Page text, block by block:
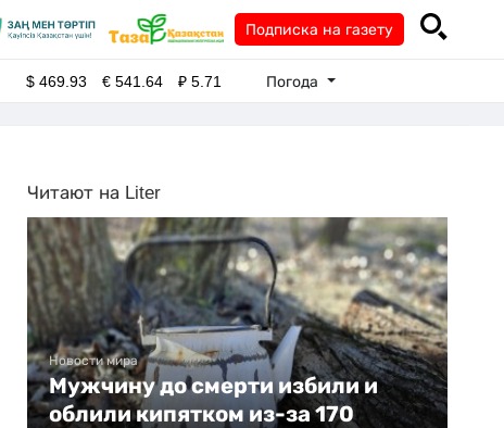
Подписка на газету
$469.93 €541.64 ₽5.71 Погода
Читают на Liter
Новости мира
Мужчину до смерти избили и
облили кипятком из-за 170